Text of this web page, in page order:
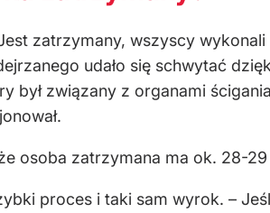
zatrzymany, wszyscy
udało się schwytać
związany z organami
osoba zatrzymana ma ok. 28-29
proces i taki sam wyrok. –